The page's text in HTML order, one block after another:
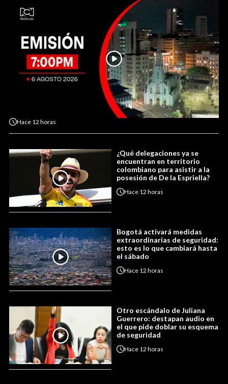
Hace 12 horas
¿Qué delegaciones ya se
encuentran en territorio
colombiano para asistir a la
posesión de De la Espriella?
Hace 12 horas
Bogotá activará medidas
extraordinarias de seguridad:
esto es lo que cambiará hasta
el sábado
Hace 12 horas
Otro escándalo de Juliana
Guerrero: destapan audio en
el que pide doblar su esquema
de seguridad
Hace 12 horas